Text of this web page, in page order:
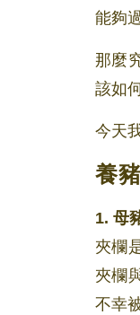
能夠
那麼
該如
今天
養
1. 母
夾欄
夾欄
不幸